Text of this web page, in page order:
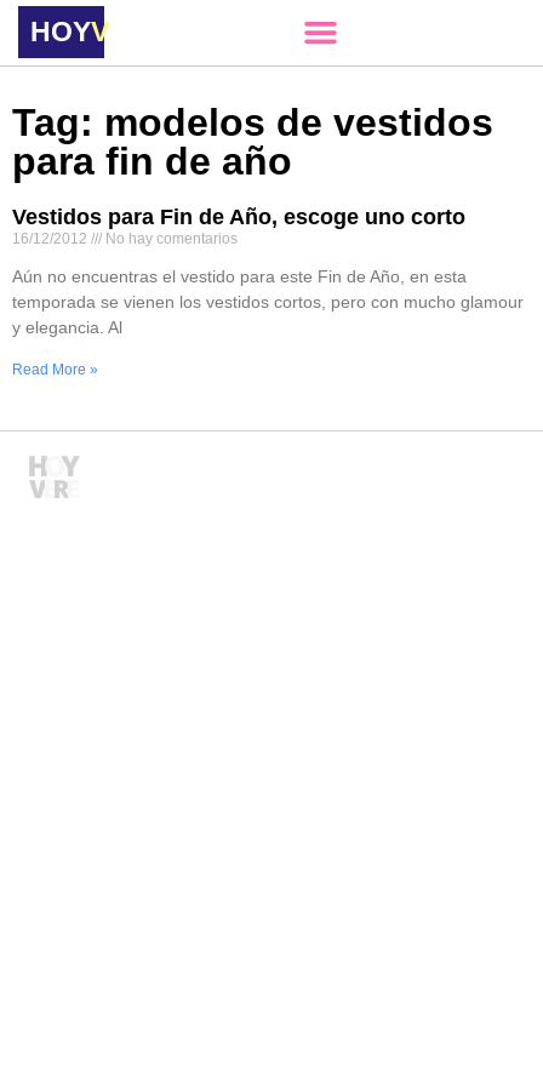
HOYVERE
Tag: modelos de vestidos
para fin de año
Vestidos para Fin de Año, escoge uno corto
16/12/2012 No hay comentarios
Aún no encuentras el vestido para este Fin de Año, en esta
temporada se vienen los vestidos cortos, pero con mucho glamour
y elegancia. Al
Read More »